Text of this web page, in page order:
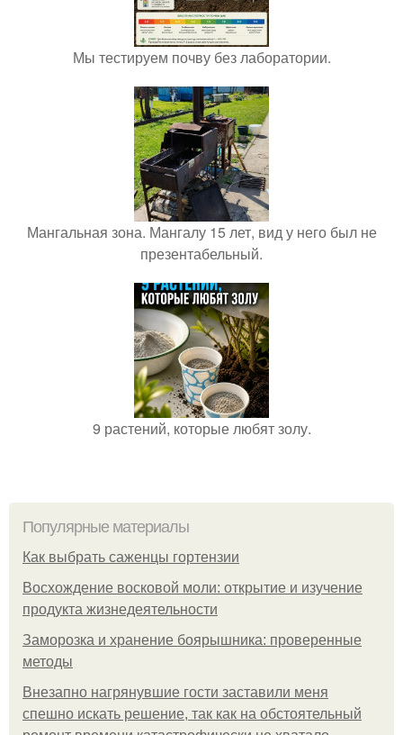
Мы тестируем почву без лаборатории.
Мангальная зона. Мангалу 15 лет, вид у него был не
презентабельный.
9 растений, которые любят золу.
Популярные материалы
Как выбрать саженцы гортензии
Восхождение восковой моли: открытие и изучение
продукта жизнедеятельности
Заморозка и хранение боярышника: проверенные
методы
Внезапно нагрянувшие гости заставили меня
спешно искать решение, так как на обстоятельный